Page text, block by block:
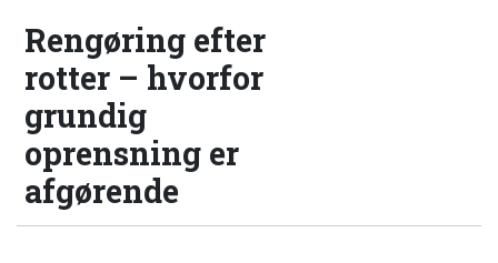
Rengøring efter
rotter – hvorfor
grundig
oprensning er
afgørende